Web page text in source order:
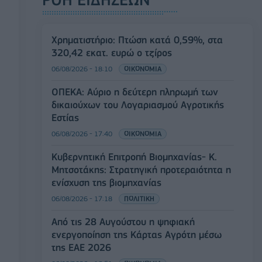
Χρηματιστήριο: Πτώση κατά 0,59%, στα
320,42 εκατ. ευρώ ο τζίρος
06/08/2026 - 18:10 ΟΙΚΟΝΟΜΙΑ
ΟΠΕΚΑ: Αύριο η δεύτερη πληρωμή των
δικαιούχων του Λογαριασμού Αγροτικής
Εστίας
06/08/2026 - 17:40 ΟΙΚΟΝΟΜΙΑ
Κυβερνητική Επιτροπή Βιομηχανίας- Κ.
Μητσοτάκης: Στρατηγική προτεραιότητα η
ενίσχυση της βιομηχανίας
06/08/2026 - 17:18 ΠΟΛΙΤΙΚΗ
Από τις 28 Αυγούστου η ψηφιακή
ενεργοποίηση της Κάρτας Αγρότη μέσω
της ΕΑΕ 2026